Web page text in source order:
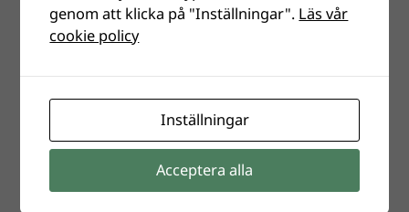
genom att klicka på "Inställningar". Läs vår
cookie policy
Inställningar
Acceptera alla